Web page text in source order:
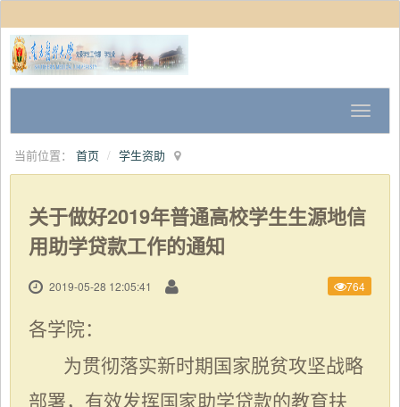
当前位置： 首页 学生资助
关于做好2019年普通高校学生生源地信
用助学贷款工作的通知
2019-05-28 12:05:41 764
各学院：
为贯彻落实新时期国家脱贫攻坚战略
部署，有效发挥国家助学贷款的教育扶